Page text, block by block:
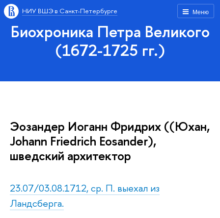
Меню
НИУ ВШЭ в Санкт-Петербурге
Биохроника Петра Великого
(1672-1725 гг.)
Эозандер Иоганн Фридрих ((Юхан,
Johann Friedrich Eosander),
шведский архитектор
23.07/03.08.1712, ср. П. выехал из
Ландсберга.